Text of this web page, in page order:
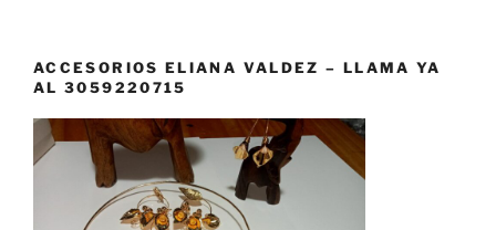
ACCESORIOS ELIANA VALDEZ – LLAMA YA
AL 3059220715